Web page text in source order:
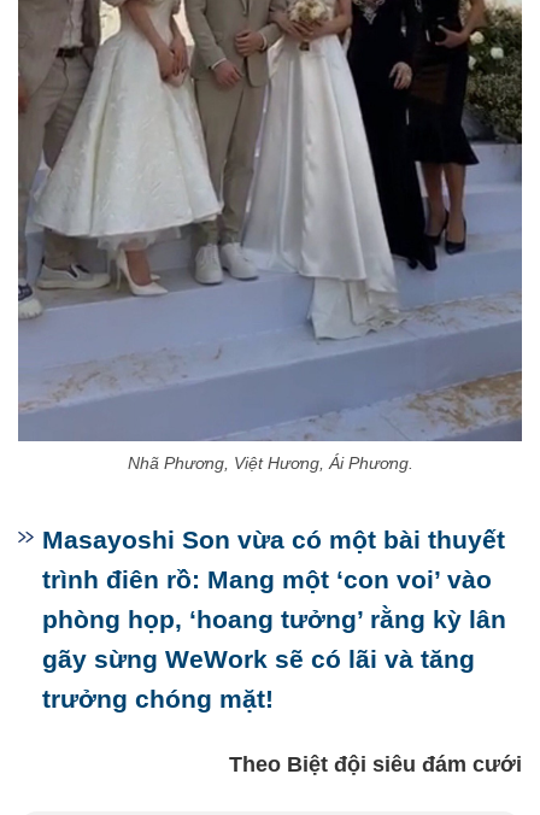
Nhã Phương, Việt Hương, Ái Phương.
Masayoshi Son vừa có một bài thuyết
trình điên rồ: Mang một ‘con voi’ vào
phòng họp, ‘hoang tưởng’ rằng kỳ lân
gãy sừng WeWork sẽ có lãi và tăng
trưởng chóng mặt!
Theo Biệt đội siêu đám cưới